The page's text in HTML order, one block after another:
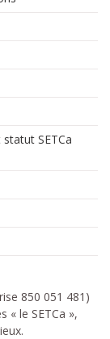
SETCa
850 051 481)
« le SETCa »,